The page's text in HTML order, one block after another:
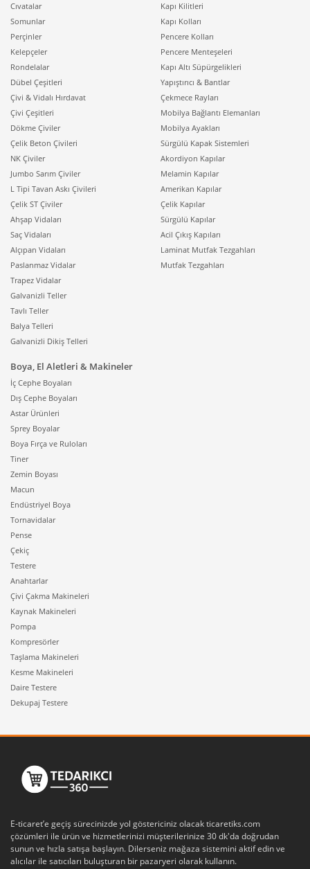
Cıvatalar
Somunlar
Perçinler
Kelepçeler
Rondelalar
Dübel Çeşitleri
Çivi & Vidalı Hırdavat
Çivi Çeşitleri
Dökme Çiviler
Çelik Beton Çivileri
NK Çiviler
Jumbo Sarım Çiviler
L Tipi Tavan Askı Çivileri
Çelik ST Çiviler
Ahşap Vidaları
Saç Vidaları
Alçıpan Vidaları
Paslanmaz Vidalar
Trapez Vidalar
Galvanizli Teller
Tavlı Teller
Balya Telleri
Galvanizli Dikiş Telleri
Kapı Kilitleri
Kapı Kolları
Pencere Kolları
Pencere Menteşeleri
Kapı Altı Süpürgelikleri
Yapıştırıcı & Bantlar
Çekmece Rayları
Mobilya Bağlantı Elemanları
Mobilya Ayakları
Sürgülü Kapak Sistemleri
Akordiyon Kapılar
Melamin Kapılar
Amerikan Kapılar
Çelik Kapılar
Sürgülü Kapılar
Acil Çıkış Kapıları
Laminat Mutfak Tezgahları
Mutfak Tezgahları
Boya, El Aletleri & Makineler
İç Cephe Boyaları
Dış Cephe Boyaları
Astar Ürünleri
Sprey Boyalar
Boya Fırça ve Ruloları
Tiner
Zemin Boyası
Macun
Endüstriyel Boya
Tornavidalar
Pense
Çekiç
Testere
Anahtarlar
Çivi Çakma Makineleri
Kaynak Makineleri
Pompa
Kompresörler
Taşlama Makineleri
Kesme Makineleri
Daire Testere
Dekupaj Testere
E-ticaret’e geçiş sürecinizde yol göstericiniz olacak ticaretiks.com
çözümleri ile ürün ve hizmetlerinizi müşterilerinize 30 dk'da doğrudan
sunun ve hızla satışa başlayın. Dilerseniz mağaza sistemini aktif edin ve
alıcılar ile satıcıları buluşturan bir pazaryeri olarak kullanın.